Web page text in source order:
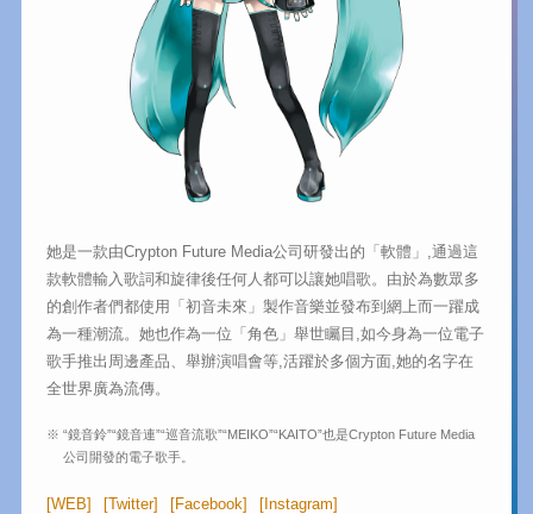
她是一款由Crypton Future Media公司研發出的「軟體」,通過這
款軟體輸入歌詞和旋律後任何人都可以讓她唱歌。由於為數眾多
的創作者們都使用「初音未來」製作音樂並發布到網上而一躍成
為一種潮流。她也作為一位「角色」舉世矚目,如今身為一位電子
歌手推出周邊產品、舉辦演唱會等,活躍於多個方面,她的名字在
全世界廣為流傳。
※ “鏡音鈴”“鏡音連”“巡音流歌”“MEIKO”“KAITO”也是Crypton Future Media
公司開發的電子歌手。
[WEB] [Twitter] [Facebook] [Instagram]